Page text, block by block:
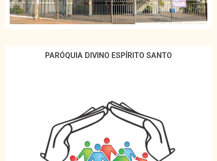
PARÓQUIA DIVINO ESPÍRITO SANTO